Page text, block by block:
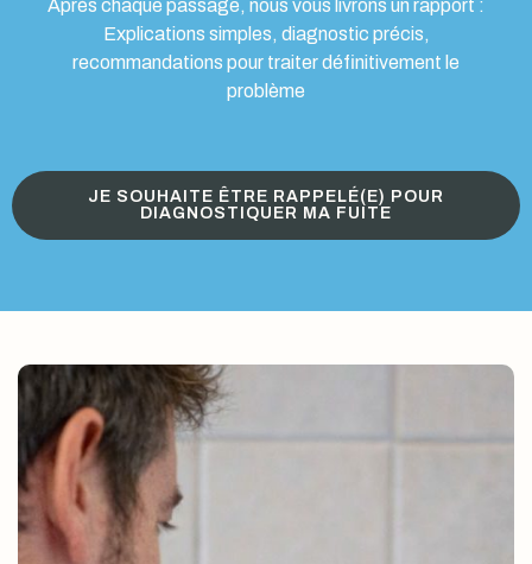
Après chaque passage, nous vous livrons un rapport :
Explications simples, diagnostic précis,
recommandations pour traiter définitivement le
problème
JE SOUHAITE ÊTRE RAPPELÉ(E) POUR
DIAGNOSTIQUER MA FUITE